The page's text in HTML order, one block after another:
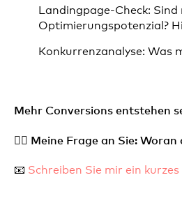
Landingpage-Check:
Optimierungspotenzial?
Konkurrenzanalyse: Was
Mehr Conversions entstehen
👉🏼 Meine Frage an Sie:
📧 Schreiben Sie mir ein